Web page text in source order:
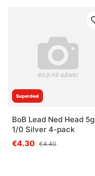
Superdeal
BoB Lead Ned Head 5g
1/0 Silver 4-pack
€4.30 €4.40